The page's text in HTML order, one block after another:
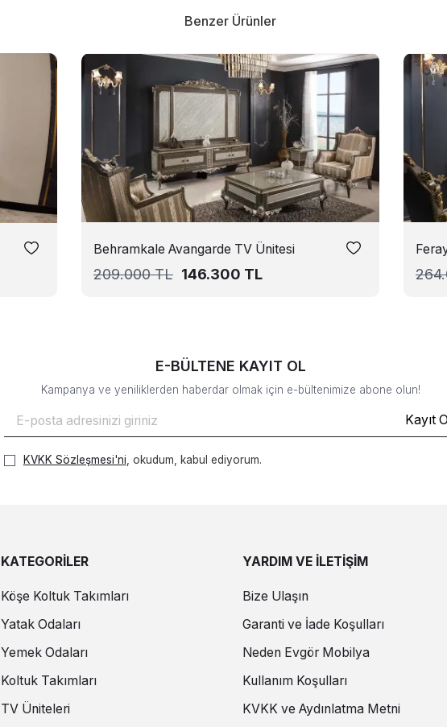
Benzer Ürünler
Behramkale Avangarde TV Ünitesi
209.000TL 146.300 TL
E-BÜLTENE KAYIT OL
Kampanya ve yeniliklerden haberdar olmak için e-bültenimize abone olun!
Kayıt Ol
KVKK Sözleşmesi'ni , okudum, kabul ediyorum.
KATEGORİLER
Köşe Koltuk Takımları
Yatak Odaları
Yemek Odaları
Koltuk Takımları
TV Üniteleri
YARDIM VE İLETİŞİM
Bize Ulaşın
Garanti ve İade Koşulları
Neden Evgör Mobilya
Kullanım Koşulları
KVKK ve Aydınlatma Metni